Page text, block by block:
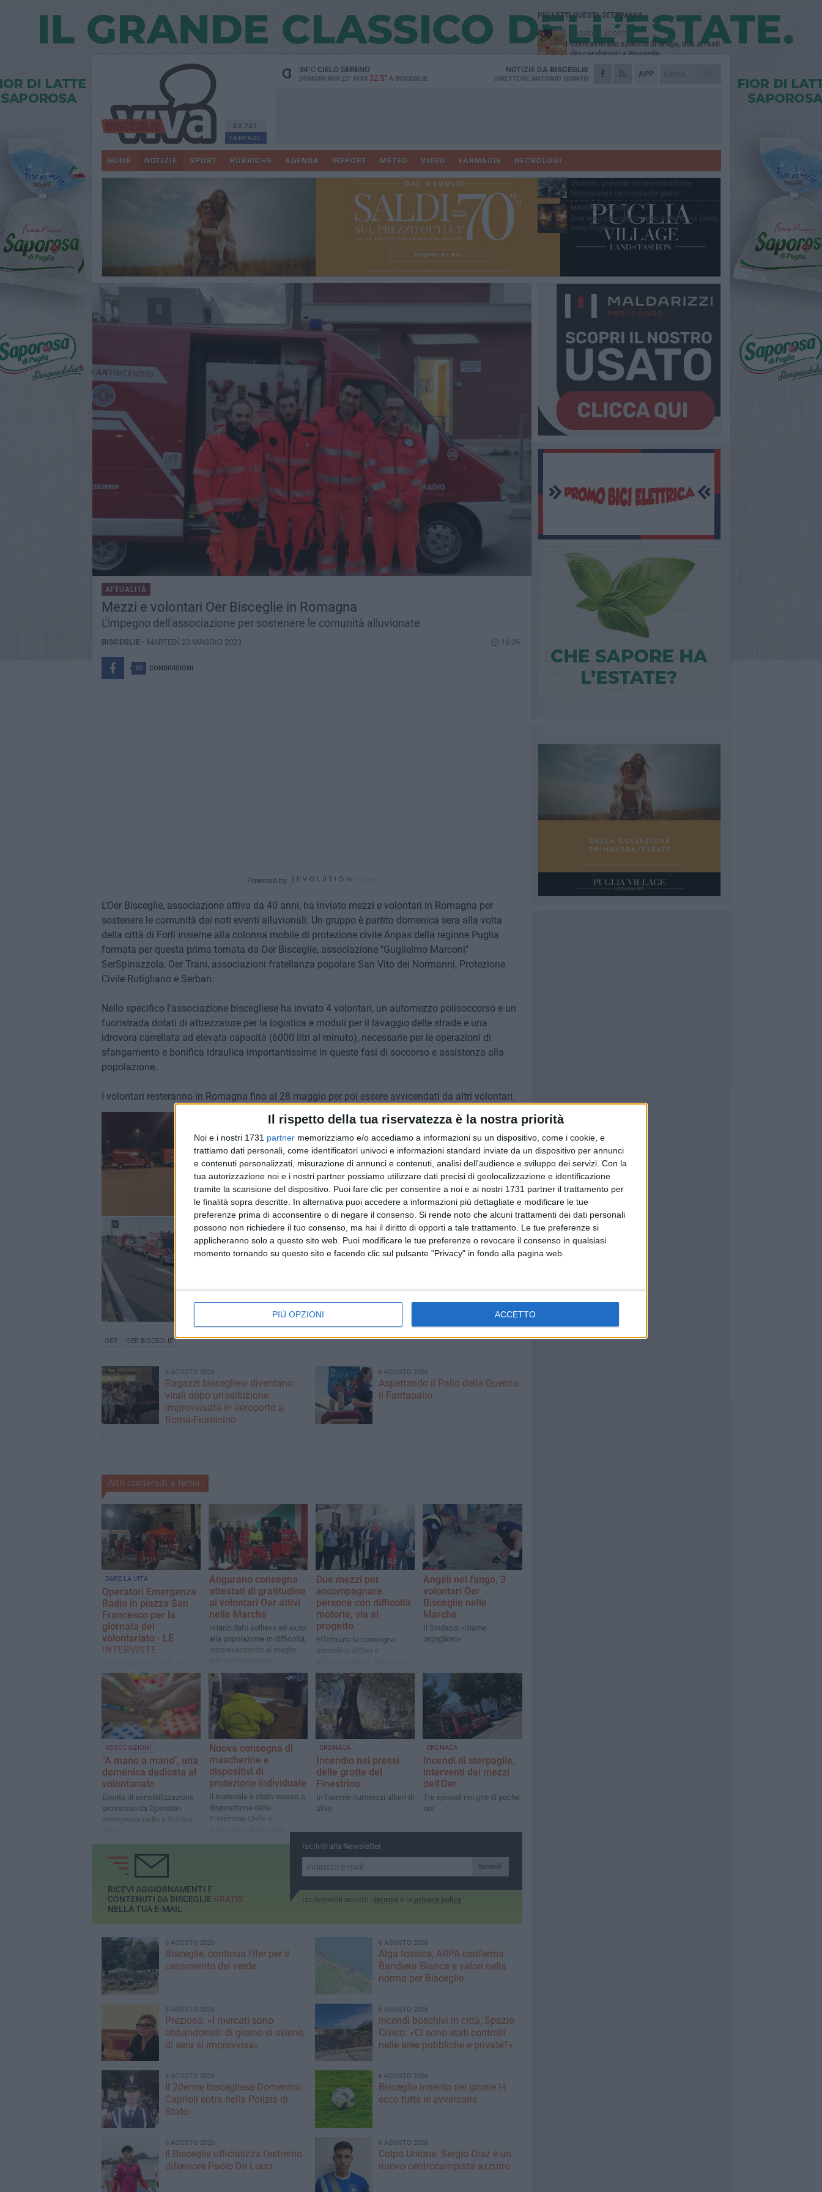
Il rispetto della tua riservatezza è la nostra priorità
Noi e i nostri 1731 partner memorizziamo e/o accediamo a informazioni su un dispositivo, come i cookie, e
trattiamo dati personali, come identificatori univoci e informazioni standard inviate da un dispositivo per annunci
e contenuti personalizzati, misurazione di annunci e contenuti, analisi dell'audience e sviluppo dei servizi. Con la
tua autorizzazione noi e i nostri partner possiamo utilizzare dati precisi di geolocalizzazione e identificazione
tramite la scansione del dispositivo. Puoi fare clic per consentire a noi e ai nostri 1731 partner il trattamento per
le finalità sopra descritte. In alternativa puoi accedere a informazioni più dettagliate e modificare le tue
preferenze prima di acconsentire o di negare il consenso. Si rende noto che alcuni trattamenti dei dati personali
possono non richiedere il tuo consenso, ma hai il diritto di opporti a tale trattamento. Le tue preferenze si
applicheranno solo a questo sito web. Puoi modificare le tue preferenze o revocare il consenso in qualsiasi
momento tornando su questo sito e facendo clic sul pulsante "Privacy" in fondo alla pagina web.
PIÙ OPZIONI ACCETTO
30.727
FANPAGE
34°CCIELO SERENO
DOMANI MIN 25° MAX 32.5° A BISCEGLIE
APP
NOTIZIE DA BISCEGLIE
DIRETTORE ANTONIO QUINTO
HOME NOTIZIE SPORT RUBRICHE AGENDA IREPORT METEO VIDEO FARMACIE NECROLOGI
ATTUALITÀ
Mezzi e volontari Oer Bisceglie in Romagna
L'impegno dell'associazione per sostenere le comunità alluvionate
BISCEGLIE - MARTEDÌ 23 MAGGIO 2023 16.39
50 CONDIVISIONI
Powered by
L'Oer Bisceglie, associazione attiva da 40 anni, ha inviato mezzi e volontari in Romagna per
sostenere le comunità dai noti eventi alluvionali. Un gruppo è partito domenica sera alla volta
della città di Forlì insieme alla colonna mobile di protezione civile Anpas della regione Puglia
formata per questa prima tornata da Oer Bisceglie, associazione "Guglielmo Marconi"
SerSpinazzola, Oer Trani, associazioni fratellanza popolare San Vito dei Normanni, Protezione
Civile Rutigliano e Serbari.
Nello specifico l'associazione biscegliese ha inviato 4 volontari, un automezzo polisoccorso e un
fuoristrada dotati di attrezzature per la logistica e moduli per il lavaggio delle strade e una
idrovora carrellata ad elevata capacità (6000 litri al minuto), necessarie per le operazioni di
sfangamento e bonifica idraulica importantissime in queste fasi di soccorso e assistenza alla
popolazione.
I volontari resteranno in Romagna fino al 28 maggio per poi essere avvicendati da altri volontari.
OER OER BISCEGLIE
6 AGOSTO 2026
Ragazzi biscegliesi diventano
virali dopo un'esibizione
improvvisata in aeroporto a
Roma-Fiumicino
6 AGOSTO 2026
Aspettando il Palio della Quercia:
il Fantapalio
Altri contenuti a tema
DARE LA VITA
Operatori Emergenza
Radio in piazza San
Francesco per la
giornata del
volontariato - LE
INTERVISTE
occupa di assistenza socio-
sanitaria e protezione civile
Angarano consegna
attestati di gratitudine
ai volontari Oer attivi
nelle Marche
«Hano dato sollievo ed aiuto
alla popolazione in difficoltà,
rappresentando al meglio
Due mezzi per
accompagnare
persone con difficoltà
motorie, via al
progetto
Effettuata la consegna
simbolica all'Oer e
Angeli nel fango, 3
volontari Oer
Bisceglie nelle
Marche
Il Sindaco: «Siamo
orgogliosi»
ASSOCIAZIONI
"A mano a mano", una
domenica dedicata al
volontariato
Evento di sensibilizzazione
promosso da Operatori
emergenza radio e Schàra
Nuova consegna di
mascherine e
dispositivi di
protezione individuale
Il materiale è stato messo a
disposizione dalla
Protezione Civile e
CRONACA
Incendio nei pressi
delle grotte del
Finestrino
In fiamme numerosi alberi di
ulivo
CRONACA
Incendi di sterpaglie,
interventi dei mezzi
dell'Oer
Tre episodi nel giro di poche
ore
Iscriviti alla Newsletter
Iscriviti
Iscrivendoti accetti i termini e la privacy policy
RICEVI AGGIORNAMENTI E
CONTENUTI DA BISCEGLIE GRATIS
NELLA TUA E-MAIL
6 AGOSTO 2026
Bisceglie, continua l'iter per il
censimento del verde
6 AGOSTO 2026
Alga tossica, ARPA conferma
Bandiera Bianca e valori nella
norma per Bisceglie
6 AGOSTO 2026
Preziosa: «I mercati sono
abbandonati: di giorno si sviene,
di sera si improvvisa»
6 AGOSTO 2026
Incendi boschivi in città, Spazio
Civico: «Ci sono stati controlli
nelle aree pubbliche e private?»
6 AGOSTO 2026
Il 20enne biscegliese Domenico
Caprioli entra nella Polizia di
Stato
6 AGOSTO 2026
Bisceglie inserito nel girone H:
ecco tutte le avversarie
6 AGOSTO 2026
Il Bisceglie ufficializza l'estremo
difensore Paolo De Lucci
6 AGOSTO 2026
Colpo Unione: Sergio Diaz è un
nuovo centrocampista azzurro
PIÙ LETTI QUESTA SETTIMANA
SABATO 1 AGOSTO
Contrasto allo spaccio di droga, due arresti
dei carabinieri a Bisceglie
VENERDÌ 31 LUGLIO
Torna l'appuntamento con la Pastasciutta
Dramma alla spiaggia Bi-Marmi: un
VENERDÌ 31 LUGLIO
MARTEDÌ 4 AGOSTO
Due auto incendiate nella notte in via Dieta
delle Puglie